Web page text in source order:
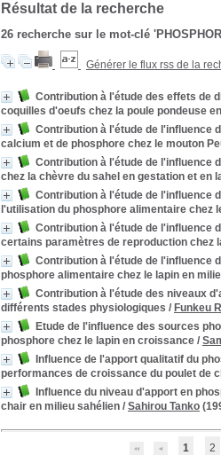
Résultat de la recherche
26 recherche sur le mot-clé
Générer le flux rss de la
Contribution à l'étude des effets de
coquilles d'oeufs chez la poule pondeuse
Contribution à l'étude de l'influence
calcium et de phosphore chez le mouton
Contribution à l'étude de l'influence
chez la chèvre du sahel en gestation et en
Contribution à l'étude de l'influence
l'utilisation du phosphore alimentaire chez
Contribution à l'étude de l'influence
certains paramètres de reproduction chez
Contribution à l'étude de l'influence
phosphore alimentaire chez le lapin en
Contribution à l'étude des niveaux
différents stades physiologiques / Funkeu
Etude de l'influence des sources
phosphore chez le lapin en croissance /
Influence de l'apport qualitatif du
performances de croissance du poulet de
Influence du niveau d'apport en
chair en milieu sahélien / Sahirou Tanko
1 2